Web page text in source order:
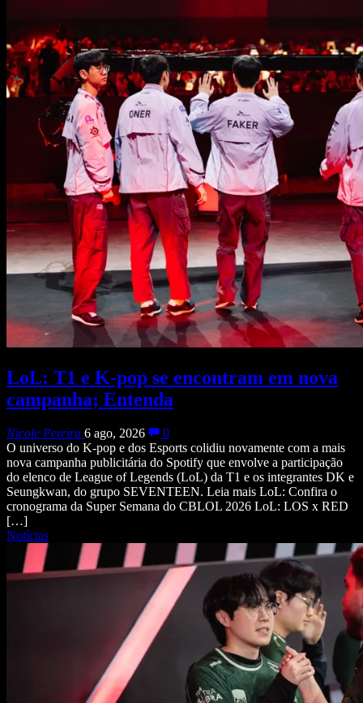
LoL: T1 e K-pop se encontram em nova
campanha; Entenda
Nicole Pereira 6 ago, 2026
0
O universo do K-pop e dos Esports colidiu novamente com a mais
nova campanha publicitária do Spotify que envolve a participação
do elenco de League of Legends (LoL) da T1 e os integrantes DK e
Seungkwan, do grupo SEVENTEEN. Leia mais LoL: Confira o
cronograma da Super Semana do CBLOL 2026 LoL: LOS x RED
[…]
Notícias